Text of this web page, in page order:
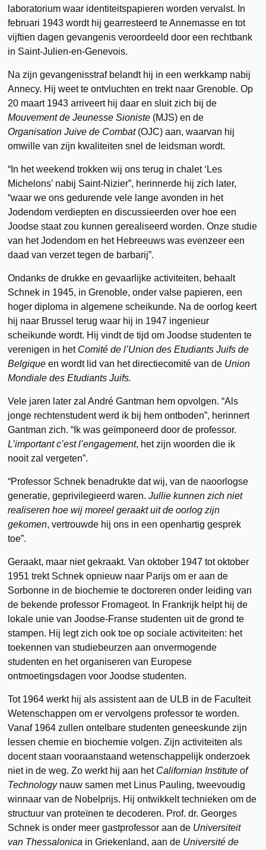
laboratorium waar identiteitspapieren worden vervalst. In
februari 1943 wordt hij gearresteerd te Annemasse en tot
vijftien dagen gevangenis veroordeeld door een rechtbank
in Saint-Julien-en-Genevois.
Na zijn gevangenisstraf belandt hij in een werkkamp nabij
Annecy. Hij weet te ontvluchten en trekt naar Grenoble. Op
20 maart 1943 arriveert hij daar en sluit zich bij de
Mouvement de Jeunesse Sioniste (MJS) en de
Organisation Juive de Combat(OJC) aan, waarvan hij
omwille van zijn kwaliteiten snel de leidsman wordt.
“In het weekend trokken wij ons terug in chalet ‘Les
Michelons’ nabij Saint-Nizier”, herinnerde hij zich later,
“waar we ons gedurende vele lange avonden in het
Jodendom verdiepten en discussieerden over hoe een
Joodse staat zou kunnen gerealiseerd worden. Onze studie
van het Jodendom en het Hebreeuws was evenzeer een
daad van verzet tegen de barbarij”.
Ondanks de drukke en gevaarlijke activiteiten, behaalt
Schnek in 1945, in Grenoble, onder valse papieren, een
hoger diploma in algemene scheikunde. Na de oorlog keert
hij naar Brussel terug waar hij in 1947 ingenieur
scheikunde wordt. Hij vindt de tijd om Joodse studenten te
verenigen in het Comité de l’Union des Etudiants Juifs de
Belgique en wordt lid van het directiecomité van de Union
Mondiale des Etudiants Juifs.
Vele jaren later zal André Gantman hem opvolgen. “Als
jonge rechtenstudent werd ik bij hem ontboden”, herinnert
Gantman zich. “Ik was geïmponeerd door de professor.
L’important c’est l’engagement, het zijn woorden die ik
nooit zal vergeten”.
“Professor Schnek benadrukte dat wij, van de naoorlogse
generatie, geprivilegieerd waren.Jullie kunnen zich niet
realiseren hoe wij moreel geraakt uit de oorlog zijn
gekomen, vertrouwde hij ons in een openhartig gesprek
toe”.
Geraakt, maar niet gekraakt. Van oktober 1947 tot oktober
1951 trekt Schnek opnieuw naar Parijs om er aan de
Sorbonne in de biochemie te doctoreren onder leiding van
de bekende professor Fromageot. In Frankrijk helpt hij de
lokale unie van Joodse-Franse studenten uit de grond te
stampen. Hij legt zich ook toe op sociale activiteiten: het
toekennen van studiebeurzen aan onvermogende
studenten en het organiseren van Europese
ontmoetingsdagen voor Joodse studenten.
Tot 1964 werkt hij als assistent aan de ULB in de Faculteit
Wetenschappen om er vervolgens professor te worden.
Vanaf 1964 zullen ontelbare studenten geneeskunde zijn
lessen chemie en biochemie volgen. Zijn activiteiten als
docent staan vooraanstaand wetenschappelijk onderzoek
niet in de weg. Zo werkt hij aan het Californian Institute of
Technologynauw samen met Linus Pauling, tweevoudig
winnaar van de Nobelprijs. Hij ontwikkelt technieken om de
structuur van proteïnen te decoderen. Prof. dr. Georges
Schnek is onder meer gastprofessor aan de Universiteit
van Thessalonica in Griekenland, aan de Université de